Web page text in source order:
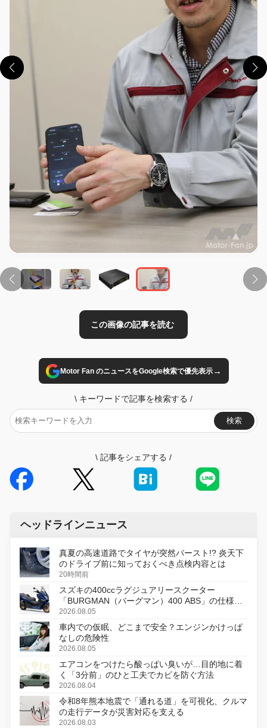
この画像の記事を読む
Motor Fan のニュースをGoogle検索で優先表示→
\ キーワードで記事を検索する /
検索
\ 記事をシェアする /
ヘッドラインニュース
真夏の高速道路でタイヤが突然バースト!? 炎天下
のドライブ前に知っておくべき点検内容とは
20時間前
スズキの400ccラグジュアリースクーター
「BURGMAN（バーグマン）400 ABS」の仕様を
変更し、8月18日に発売
2026.08.05
車内での仮眠、どこまで安全？エンジンかけっぱ
なしの危険性
2026.08.05
エアコンをつけたら酸っぱい臭いが…目的地に着
く「3分前」のひと工夫でカビを防ぐ方法
2026.08.04
令和8年熊本地震で「通れる道」を可視化、クルマ
の走行データが災害対応を支える
2026.08.03